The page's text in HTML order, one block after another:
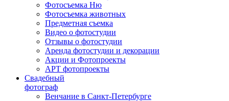
Фотосъемка Ню
Фотосъемка животных
Предметная съемка
Видео о фотостудии
Отзывы о фотостудии
Аренда фотостудии и декорации
Акции и Фотопроекты
АРТ фотопроекты
Свадебный
фотограф
Венчание в Санкт-Петербурге